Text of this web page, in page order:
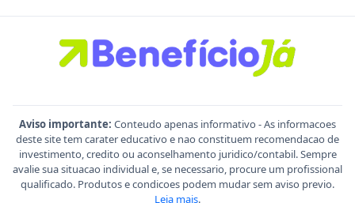
Aviso importante: Conteudo apenas informativo - As informacoes
deste site tem carater educativo e nao constituem recomendacao de
investimento, credito ou aconselhamento juridico/contabil. Sempre
avalie sua situacao individual e, se necessario, procure um profissional
qualificado. Produtos e condicoes podem mudar sem aviso previo.
Leia mais.